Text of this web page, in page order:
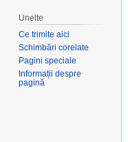
Unelte
Ce trimite aici
Schimbări corelate
Pagini speciale
Informații despre
pagină